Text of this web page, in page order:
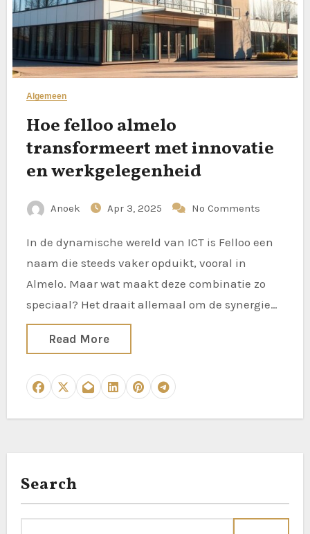
Algemeen
Hoe felloo almelo
transformeert met innovatie
en werkgelegenheid
Anoek Apr 3, 2025 No Comments
In de dynamische wereld van ICT is Felloo een
naam die steeds vaker opduikt, vooral in
Almelo. Maar wat maakt deze combinatie zo
speciaal? Het draait allemaal om de synergie…
Read More
Search